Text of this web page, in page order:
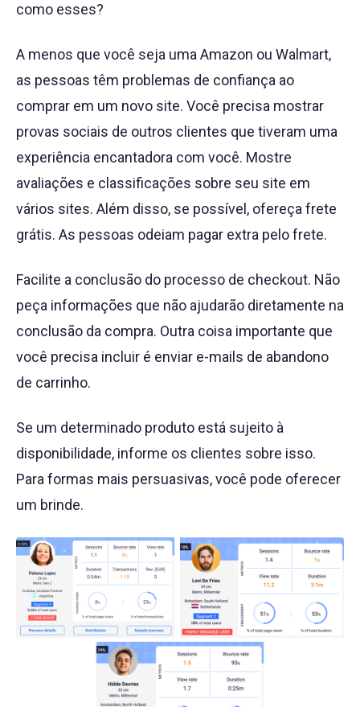
como esses?
A menos que você seja uma Amazon ou Walmart,
as pessoas têm problemas de confiança ao
comprar em um novo site. Você precisa mostrar
provas sociais de outros clientes que tiveram uma
experiência encantadora com você. Mostre
avaliações e classificações sobre seu site em
vários sites. Além disso, se possível, ofereça frete
grátis. As pessoas odeiam pagar extra pelo frete.
Facilite a conclusão do processo de checkout. Não
peça informações que não ajudarão diretamente na
conclusão da compra. Outra coisa importante que
você precisa incluir é enviar e-mails de abandono
de carrinho.
Se um determinado produto está sujeito à
disponibilidade, informe os clientes sobre isso.
Para formas mais persuasivas, você pode oferecer
um brinde.